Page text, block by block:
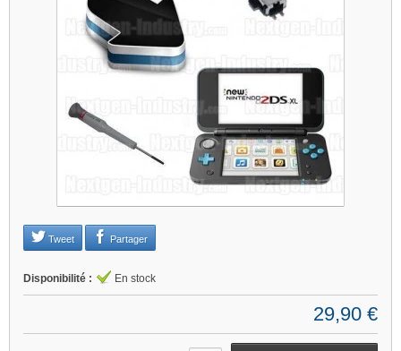
J'accepte
Je refuse
Changer mes préférences
Tweet Partager
Disponibilité : En stock
29,90 €